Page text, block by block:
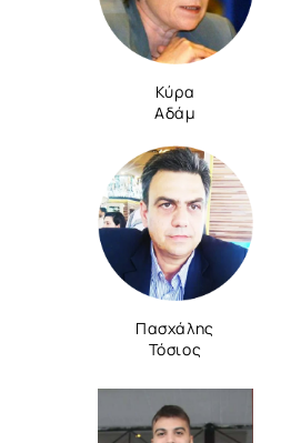
Κύρα
Αδάμ
Πασχάλης
Τόσιος